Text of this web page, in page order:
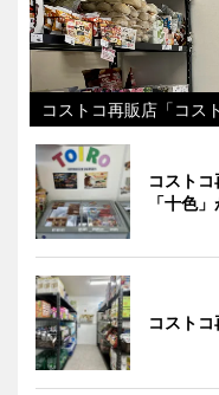
コストコ再販店「コス
コスト
「十色
コスト